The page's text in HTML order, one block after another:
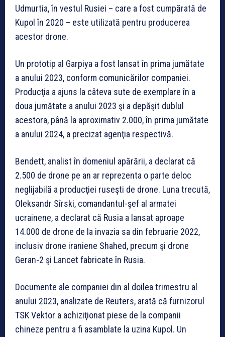
Udmurtia, în vestul Rusiei – care a fost cumpărată de
Kupol în 2020 – este utilizată pentru producerea
acestor drone.
Un prototip al Garpiya a fost lansat în prima jumătate
a anului 2023, conform comunicărilor companiei.
Producţia a ajuns la câteva sute de exemplare în a
doua jumătate a anului 2023 şi a depăşit dublul
acestora, până la aproximativ 2.000, în prima jumătate
a anului 2024, a precizat agenţia respectivă.
Bendett, analist în domeniul apărării, a declarat că
2.500 de drone pe an ar reprezenta o parte deloc
neglijabilă a producţiei ruseşti de drone. Luna trecută,
Oleksandr Sîrski, comandantul-şef al armatei
ucrainene, a declarat că Rusia a lansat aproape
14.000 de drone de la invazia sa din februarie 2022,
inclusiv drone iraniene Shahed, precum şi drone
Geran-2 şi Lancet fabricate în Rusia.
Documente ale companiei din al doilea trimestru al
anului 2023, analizate de Reuters, arată că furnizorul
TSK Vektor a achiziţionat piese de la companii
chineze pentru a fi asamblate la uzina Kupol. Un